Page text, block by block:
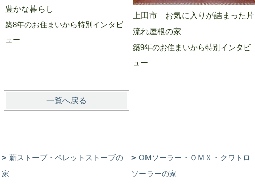
豊かな暮らし
築8年のお住まいから特別インタビ
ュー
上田市 お気に入りが詰まった片
流れ屋根の家
築9年のお住まいから特別インタビ
ュー
一覧へ戻る
薪ストーブ・ペレットストーブの
家
OMソーラー・ＯＭＸ・クワトロ
ソーラーの家